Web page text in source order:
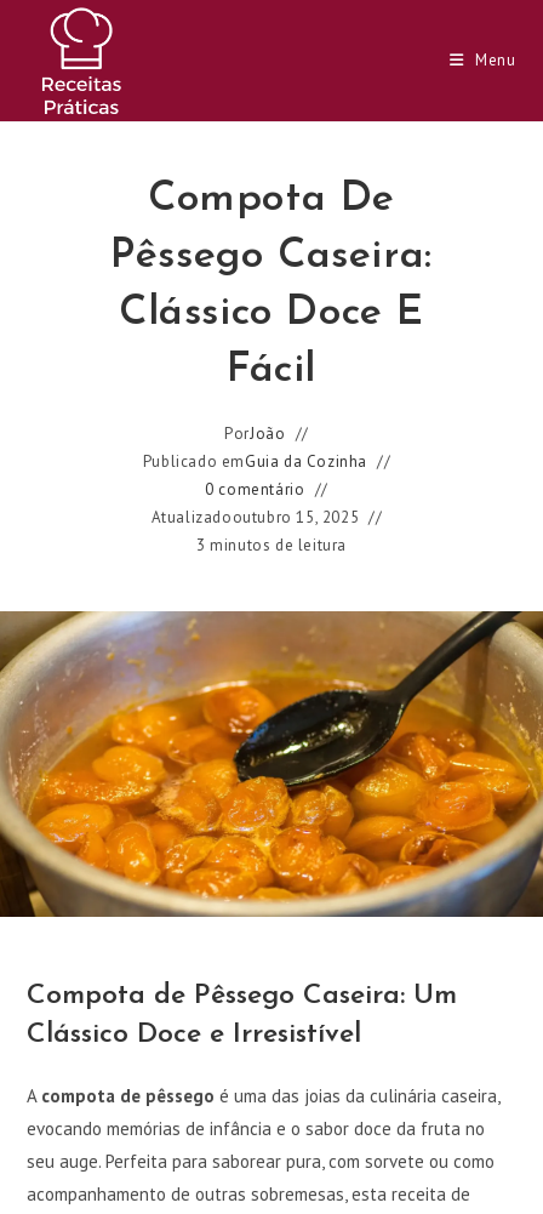
conteúdo
Menu
Compota De
Pêssego Caseira:
Clássico Doce E
Fácil
PorJoão
Publicado emGuia da Cozinha
0 comentário
Atualizadooutubro 15, 2025
3 minutos de leitura
Compota de Pêssego Caseira: Um
Clássico Doce e Irresistível
A compota de pêssego é uma das joias da culinária caseira,
evocando memórias de infância e o sabor doce da fruta no
seu auge. Perfeita para saborear pura, com sorvete ou como
acompanhamento de outras sobremesas, esta receita de